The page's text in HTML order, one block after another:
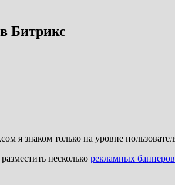
Битрикс
я знаком только на уровне
несколько рекламных баннеров